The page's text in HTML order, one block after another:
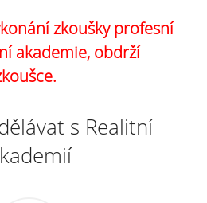
zkoušky profesní
akademie, obdrží
s Realitní